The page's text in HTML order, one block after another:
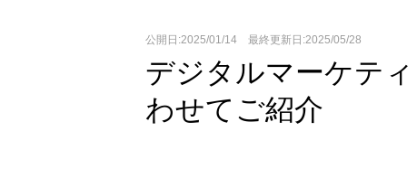
公開日:2025/01/14 最終更新日:2025/05/28
デジタルマーケテ
わせてご紹介